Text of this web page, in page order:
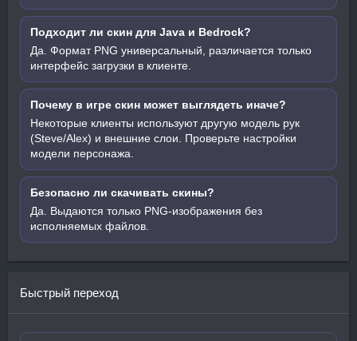
Подходит ли скин для Java и Bedrock?
Да. Формат PNG универсальный, различается только
интерфейс загрузки в клиенте.
Почему в игре скин может выглядеть иначе?
Некоторые клиенты используют другую модель рук
(Steve/Alex) и внешние слои. Проверьте настройки
модели персонажа.
Безопасно ли скачивать скины?
Да. Выдаются только PNG-изображения без
исполняемых файлов.
Быстрый переход